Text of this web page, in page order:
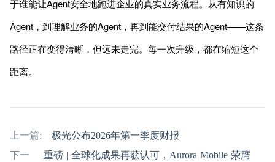
于谁能让Agent安全地跑进企业的真实业务流程。从有知识的
Agent，到理解业务的Agent，再到能交付结果的Agent——这条
路径正在变得清晰，但远未走完。每一次升级，都在缩短这个
距离。
上一篇:
极光公布2026年第一季度财报
下一
重磅 | 全球化成果再获认可，Aurora Mobile 荣膺